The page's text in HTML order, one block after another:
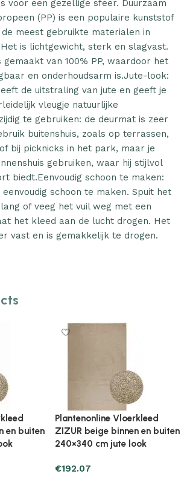
voor een gezellige sfeer. Duurzaam
(PP) is een populaire kunststof
meest gebruikte materialen in
is lichtgewicht, sterk en slagvast.
van 100% PP, waardoor het
en onderhoudsarm is.Jute-look:
de uitstraling van jute en geeft je
vleugje natuurlijke
te gebruiken: de deurmat is zeer
buitenshuis, zoals op terrassen,
bij picknicks in het park, maar je
gebruiken, waar hij stijlvol
biedt.Eenvoudig schoon te maken:
schoon te maken. Spuit het
of veeg het vuil weg met een
het kleed aan de lucht drogen. Het
vast en is gemakkelijk te drogen.
Plantenonline Vloerkleed
ZIZUR binnen en buiten
120×170 cm jute look
€49.97